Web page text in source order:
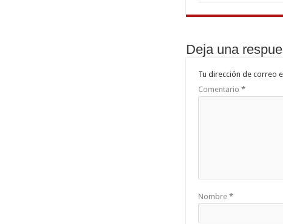
Deja una
Tu dirección de correo
Comentario *
Nombre *